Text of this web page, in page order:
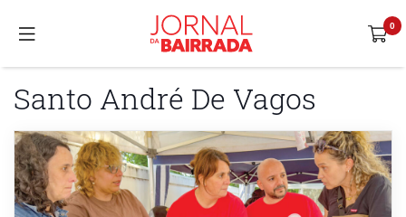
Santo André De Vagos